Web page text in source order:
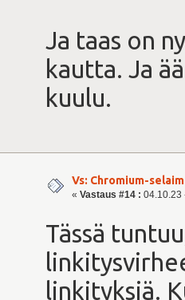
Ja taas on
kautta. Ja
kuulu.
Vs: Chromium-
« Vastaus #14 : 04.10.23
Tässä
linkityksiä.